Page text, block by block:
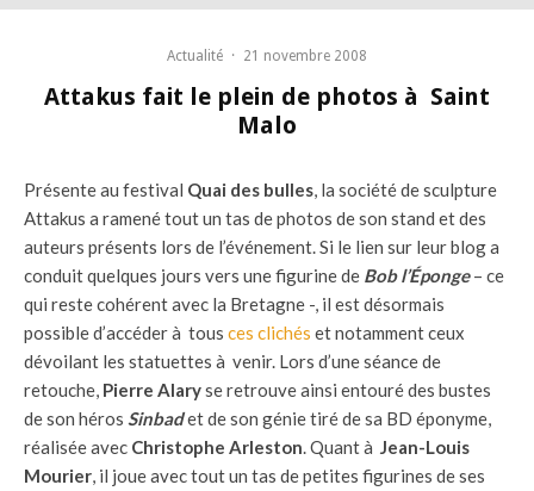
Actualité · 21 novembre 2008
Attakus fait le plein de photos à Saint
Malo
Présente au festival Quai des bulles , la société de sculpture
Attakus a ramené tout un tas de photos de son stand et des
auteurs présents lors de l’événement. Si le lien sur leur blog a
conduit quelques jours vers une figurine de Bob l’Éponge– ce
qui reste cohérent avec la Bretagne -, il est désormais
possible d’accéder à tous ces clichés et notamment ceux
dévoilant les statuettes à venir. Lors d’une séance de
retouche, Pierre Alaryse retrouve ainsi entouré des bustes
de son héros Sinbadet de son génie tiré de sa BD éponyme,
réalisée avec Christophe Arleston . Quant à Jean-Louis
Mourier , il joue avec tout un tas de petites figurines de ses